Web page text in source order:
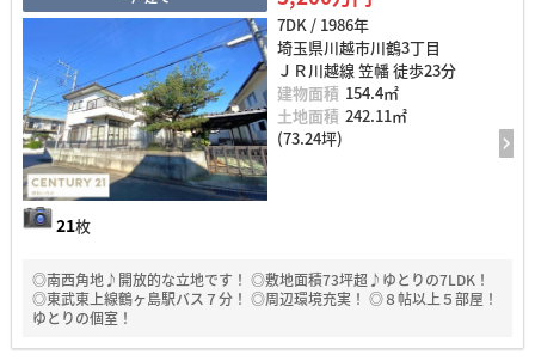
21枚
7DK / 1986年
埼玉県川越市川鶴3丁目
ＪＲ川越線 笠幡 徒歩23分
建物面積 154.4㎡
土地面積 242.11㎡
(73.24坪)
◎南西角地♪開放的な立地です！ ◎敷地面積73坪超♪ゆとりの7LDK！
◎東武東上線鶴ヶ島駅バス７分！ ◎周辺環境充実！ ◎８帖以上５部屋！
ゆとりの個室！